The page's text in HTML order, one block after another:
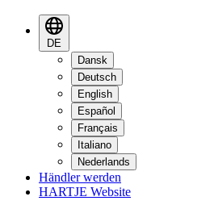
DE
Dansk
Deutsch
English
Español
Français
Italiano
Nederlands
Händler werden
HARTJE Website